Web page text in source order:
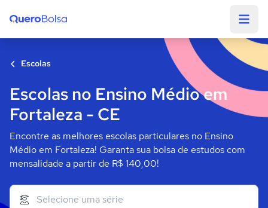
Escolas
Escolas no Ensino Médio em
Fortaleza - CE
Encontre as melhores escolas particulares no Ensino
Médio em Fortaleza! Garanta sua bolsa de estudos com
mensalidade a partir de R$ 140,00!